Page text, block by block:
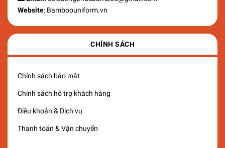
Website: Bamboouniform.vn
CHÍNH SÁCH
Chính sách bảo mật
Chính sách hỗ trợ khách hàng
Điều khoản & Dịch vụ
Thanh toán & Vận chuyển